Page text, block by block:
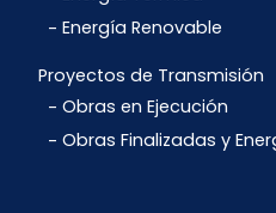
Energía Renovable
Proyectos de Transmisión
Obras en Ejecución
Obras Finalizadas y